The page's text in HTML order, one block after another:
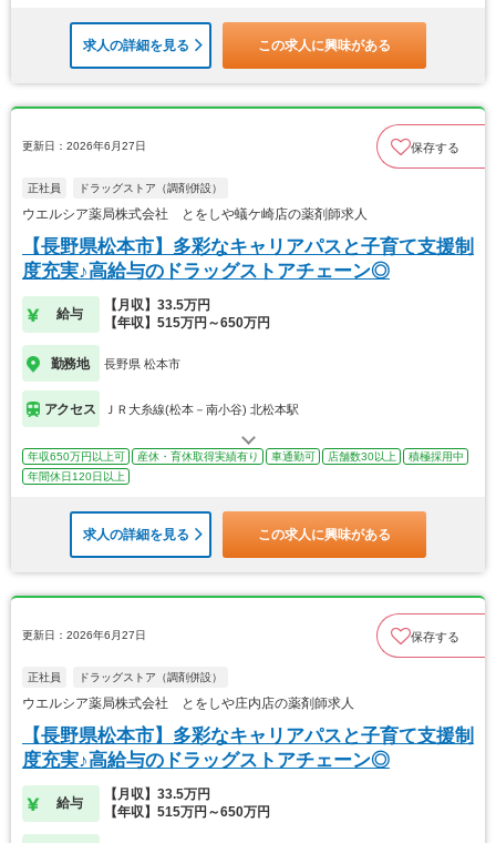
求人の詳細を見る この求人に興味がある
更新日：2026年6月27日 保存する
正社員 ドラッグストア（調剤併設）
ウエルシア薬局株式会社 とをしや蟻ケ崎店の薬剤師求人
【長野県松本市】多彩なキャリアパスと子育て支援制
度充実♪高給与のドラッグストアチェーン◎
給与
【月収】33.5万円
【年収】515万円～650万円
勤務地 長野県 松本市
アクセス ＪＲ大糸線(松本－南小谷) 北松本駅
年収650万円以上可 産休・育休取得実績有り 車通勤可 店舗数30以上
積極採用中
年間休日120日以上
求人の詳細を見る この求人に興味がある
更新日：2026年6月27日 保存する
正社員 ドラッグストア（調剤併設）
ウエルシア薬局株式会社 とをしや庄内店の薬剤師求人
【長野県松本市】多彩なキャリアパスと子育て支援制
度充実♪高給与のドラッグストアチェーン◎
給与
【月収】33.5万円
【年収】515万円～650万円